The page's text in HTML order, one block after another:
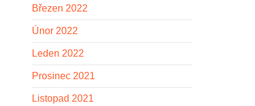
Březen 2022
Únor 2022
Leden 2022
Prosinec 2021
Listopad 2021